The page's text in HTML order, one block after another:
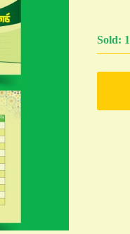
Sold: 1